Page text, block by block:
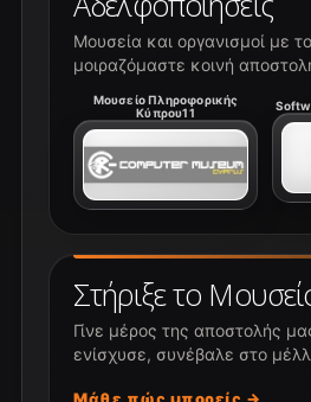
Μουσεία και οργανισμοί με
μοιραζόμαστε κοινή
Μουσείο Πληροφορικής
Κύπρου11
Στήριξε το
Γίνε μέρος της αποστολής
ενίσχυσε, συνέβαλε στο
Μάθε πώς μπορείς →